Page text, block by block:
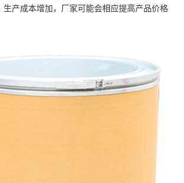
生产成本增加，厂家可能会相应提高产品价格